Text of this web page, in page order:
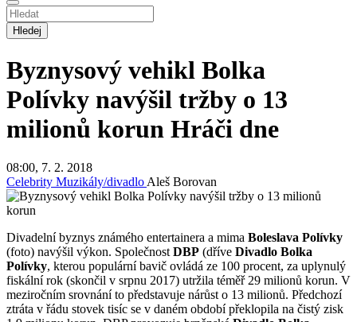
Hledej
Byznysový vehikl Bolka
Polívky navýšil tržby o 13
milionů korun Hráči dne
08:00, 7. 2. 2018
Celebrity Muzikály/divadloAleš Borovan
Divadelní byznys známého entertainera a mima Boleslava Polívky
(foto) navýšil výkon. SpolečnostDBP (dříve Divadlo Bolka
Polívky, kterou populární bavič ovládá ze 100 procent, za uplynulý
fiskální rok (skončil v srpnu 2017) utržila téměř 29 milionů korun. V
meziročním srovnání to představuje nárůst o 13 milionů. Předchozí
ztráta v řádu stovek tisíc se v daném období překlopila na čistý zisk